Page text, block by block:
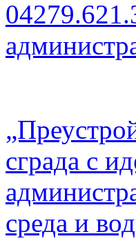
сграда с
среда и